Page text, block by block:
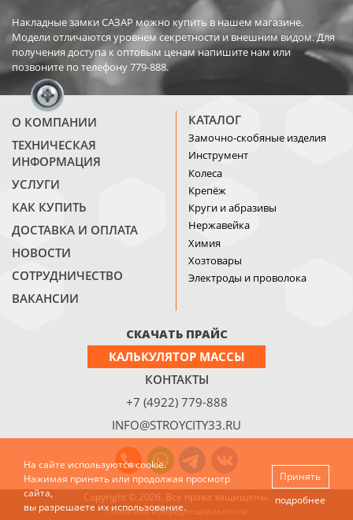
Накладные замки САЗАР можно купить в нашем магазине.
Модели отличаются уровнем секретности и внешним видом. Для
получения доступа к оптовым ценам напишите нам или
позвоните по телефону 779-888.
О КОМПАНИИ
ТЕХНИЧЕСКАЯ
ИНФОРМАЦИЯ
УСЛУГИ
КАК КУПИТЬ
ДОСТАВКА И ОПЛАТА
НОВОСТИ
СОТРУДНИЧЕСТВО
ВАКАНСИИ
КАТАЛОГ
Замочно-скобяные изделия
Инструмент
Колеса
Крепёж
Круги и абразивы
Нержавейка
Химия
Хозтовары
Электроды и проволока
СКАЧАТЬ ПРАЙС
КАЛЬКУЛЯТОР МАССЫ
КОНТАКТЫ
+7 (4922) 779-888
INFO@STROYCITY33.RU
Copyright © 2026. Все права защищены.
Политика конфиденциальности
На сайте используются cookie.
Нажимая принять или продолжая просмотр
сайта,
вы разрешаете их использование.
Принять
подробнее